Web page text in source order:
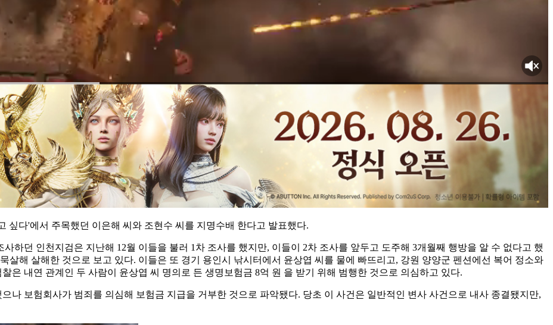
싶다'에서 주목했던 이은해 씨와 조현수 씨를 지명수배 한다고 발표했다.
하던 인천지검은 지난해 12월 이들을 불러 1차 조사를 했지만, 이들이 2차 조사를 앞두고 도주해 3개월째 행방을 알 수 없다고 했
살해 살해한 것으로 보고 있다. 이들은 또 경기 용인시 낚시터에서 윤상엽 씨를 물에 빠뜨리고, 강원 양양군 펜션에선 복어 정소와
은 내연 관계인 두 사람이 윤상엽 씨 명의로 든 생명보험금 8억 원 을 받기 위해 범행한 것으로 의심하고 있다.
나 보험회사가 범죄를 의심해 보험금 지급을 거부한 것으로 파악됐다. 당초 이 사건은 일반적인 변사 사건으로 내사 종결됐지만,